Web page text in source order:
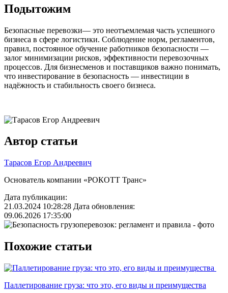
Подытожим
Безопасные перевозки— это неотъемлемая часть успешного
бизнеса в сфере логистики. Соблюдение норм, регламентов,
правил, постоянное обучение работников безопасности —
залог минимизации рисков, эффективности перевозочных
процессов. Для бизнесменов и поставщиков важно понимать,
что инвестирование в безопасность — инвестиции в
надёжность и стабильность своего бизнеса.
Автор статьи
Тарасов Егор Андреевич
Основатель компании «РОКОТТ Транс»
Дата публикации:
21.03.2024 10:28:28 Дата обновления:
09.06.2026 17:35:00
Похожие статьи
Паллетирование груза: что это, его виды и преимущества